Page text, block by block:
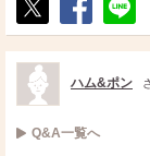
ポ
ス
ト
シ
ェ
送
る
ハム&ポン
Q&A一覧へ